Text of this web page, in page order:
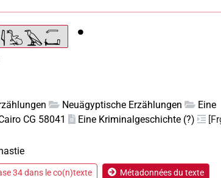
Neuägyptische Erzählungen
Eine
CG 58041 Eine Kriminalgeschichte (?)
34 dans le co(n)texte Métadonnées du texte